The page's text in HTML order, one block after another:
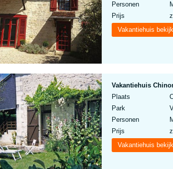
Personen
Prijs
Vakantiehuis
Vakantiehuis
Plaats
Park
Personen
Prijs
Vakantiehuis